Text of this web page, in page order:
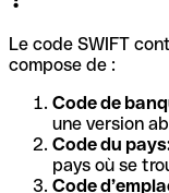
Le code SWIFT
compose de :
Code de
une version
Code du
pays où se
Code